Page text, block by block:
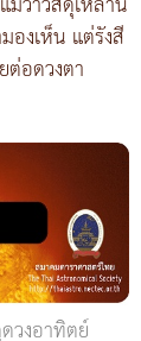
องเห็น แต่รังสี
อดวงตา
วงอาทิตย์